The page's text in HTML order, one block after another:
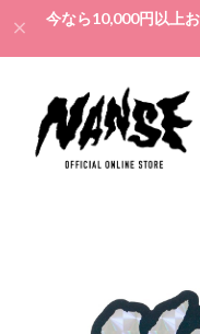
今なら10,000円以上